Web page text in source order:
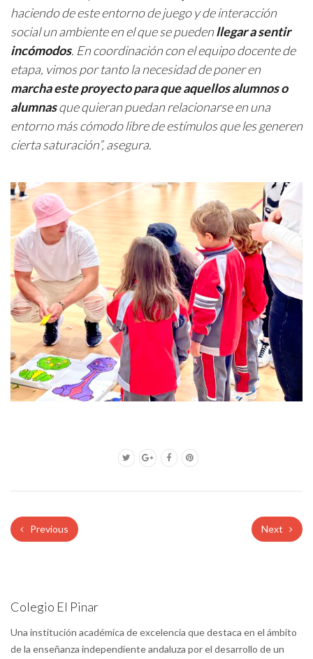
haciendo de este entorno de juego y de interacción
social un ambiente en el que se puedenllegar a sentir
incómodos. En coordinación con el equipo docente de
etapa, vimos por tanto la necesidad de poner en
marcha este proyecto para que aquellos alumnos o
alumnasque quieran puedan relacionarse en una
entorno más cómodo libre de estímulos que les generen
cierta saturación”, asegura.
Previous Next
Colegio El Pinar
Una institución académica de excelencia que destaca en el ámbito
de la enseñanza independiente andaluza por el desarrollo de un